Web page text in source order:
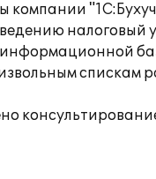
налоговый